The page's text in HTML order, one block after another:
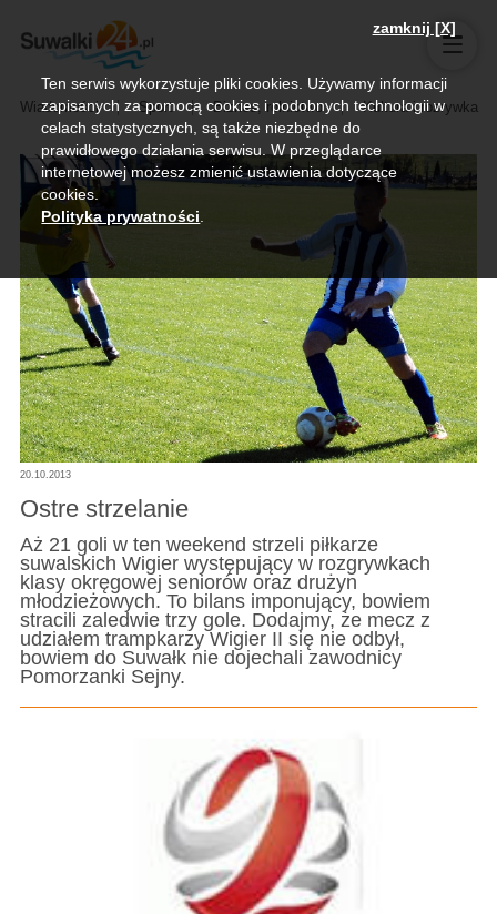
Wiadomości Sport Biznes, rolnictwo Kultura i rozrywka
20.10.2013
Ostre strzelanie
Aż 21 goli w ten weekend strzeli piłkarze
suwalskich Wigier występujący w rozgrywkach
klasy okręgowej seniorów oraz drużyn
młodzieżowych. To bilans imponujący, bowiem
stracili zaledwie trzy gole. Dodajmy, że mecz z
udziałem trampkarzy Wigier II się nie odbył,
bowiem do Suwałk nie dojechali zawodnicy
Pomorzanki Sejny.
zamknij [X]
Ten serwis wykorzystuje pliki cookies. Używamy informacji
zapisanych za pomocą cookies i podobnych technologii w
celach statystycznych, są także niezbędne do
prawidłowego działania serwisu. W przeglądarce
internetowej możesz zmienić ustawienia dotyczące
cookies.
Polityka prywatności